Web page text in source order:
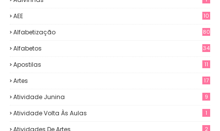
AEE 10
Alfabetização 80
Alfabetos 34
Apostilas 11
Artes 17
Atividade Junina 9
Atividade Volta Às Aulas 1
Atividades De Artes 2